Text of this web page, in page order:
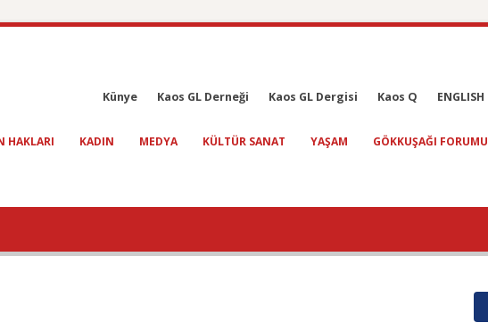
Künye Kaos GL Derneği Kaos GL Dergisi Kaos Q ENGLISH
HAKLARI KADIN MEDYA KÜLTÜR SANAT YAŞAM GÖKKUŞAĞI FORUMU